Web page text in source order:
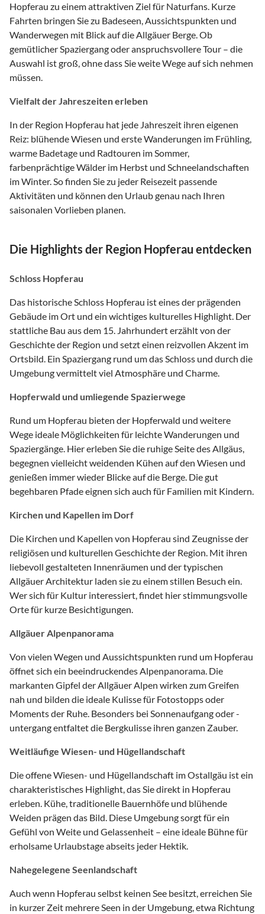
Hopferau zu einem attraktiven Ziel für Naturfans. Kurze
Fahrten bringen Sie zu Badeseen, Aussichtspunkten und
Wanderwegen mit Blick auf die Allgäuer Berge. Ob
gemütlicher Spaziergang oder anspruchsvollere Tour – die
Auswahl ist groß, ohne dass Sie weite Wege auf sich nehmen
müssen.
Vielfalt der Jahreszeiten erleben
In der Region Hopferau hat jede Jahreszeit ihren eigenen
Reiz: blühende Wiesen und erste Wanderungen im Frühling,
warme Badetage und Radtouren im Sommer,
farbenprächtige Wälder im Herbst und Schneelandschaften
im Winter. So finden Sie zu jeder Reisezeit passende
Aktivitäten und können den Urlaub genau nach Ihren
saisonalen Vorlieben planen.
Die Highlights der Region Hopferau entdecken
Schloss Hopferau
Das historische Schloss Hopferau ist eines der prägenden
Gebäude im Ort und ein wichtiges kulturelles Highlight. Der
stattliche Bau aus dem 15. Jahrhundert erzählt von der
Geschichte der Region und setzt einen reizvollen Akzent im
Ortsbild. Ein Spaziergang rund um das Schloss und durch die
Umgebung vermittelt viel Atmosphäre und Charme.
Hopferwald und umliegende Spazierwege
Rund um Hopferau bieten der Hopferwald und weitere
Wege ideale Möglichkeiten für leichte Wanderungen und
Spaziergänge. Hier erleben Sie die ruhige Seite des Allgäus,
begegnen vielleicht weidenden Kühen auf den Wiesen und
genießen immer wieder Blicke auf die Berge. Die gut
begehbaren Pfade eignen sich auch für Familien mit Kindern.
Kirchen und Kapellen im Dorf
Die Kirchen und Kapellen von Hopferau sind Zeugnisse der
religiösen und kulturellen Geschichte der Region. Mit ihren
liebevoll gestalteten Innenräumen und der typischen
Allgäuer Architektur laden sie zu einem stillen Besuch ein.
Wer sich für Kultur interessiert, findet hier stimmungsvolle
Orte für kurze Besichtigungen.
Allgäuer Alpenpanorama
Von vielen Wegen und Aussichtspunkten rund um Hopferau
öffnet sich ein beeindruckendes Alpenpanorama. Die
markanten Gipfel der Allgäuer Alpen wirken zum Greifen
nah und bilden die ideale Kulisse für Fotostopps oder
Moments der Ruhe. Besonders bei Sonnenaufgang oder -
untergang entfaltet die Bergkulisse ihren ganzen Zauber.
Weitläufige Wiesen- und Hügellandschaft
Die offene Wiesen- und Hügellandschaft im Ostallgäu ist ein
charakteristisches Highlight, das Sie direkt in Hopferau
erleben. Kühe, traditionelle Bauernhöfe und blühende
Weiden prägen das Bild. Diese Umgebung sorgt für ein
Gefühl von Weite und Gelassenheit – eine ideale Bühne für
erholsame Urlaubstage abseits jeder Hektik.
Nahegelegene Seenlandschaft
Auch wenn Hopferau selbst keinen See besitzt, erreichen Sie
in kurzer Zeit mehrere Seen in der Umgebung, etwa Richtung